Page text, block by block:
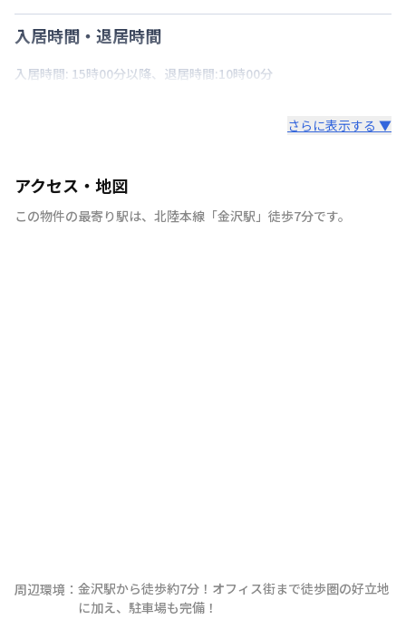
入居時間・退居時間
入居時間: 15時00分以降、退居時間:10時00分
さらに表示する ▼
アクセス・地図
この物件の最寄り駅は、 北陸本線 「金沢駅 」 徒歩7分です。
周辺環境： 金沢駅から徒歩約7分！オフィス街まで徒歩圏の好立地
に加え、駐車場も完備！